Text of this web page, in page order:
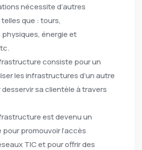
nécessite d’autres
que : tours,
énergie et
consiste pour un
les infrastructures d’un autre
sa clientèle à travers
est devenu un
promouvoir l’accès
TIC et pour offrir des